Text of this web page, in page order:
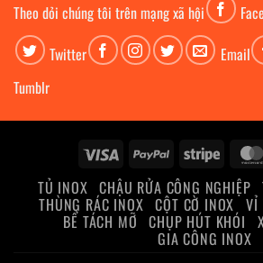
Theo dỏi chúng tôi trên mạng xã hội
Twitter
Email
Tumblr
Visa PayPal Stripe
TỦ INOX CHẬU RỬA CÔNG NGHIỆP
THÙNG RÁC INOX CỘT CỜ INOX VỈ
BỂ TÁCH MỠ CHỤP HÚT KHÓI
GIA CÔNG INOX